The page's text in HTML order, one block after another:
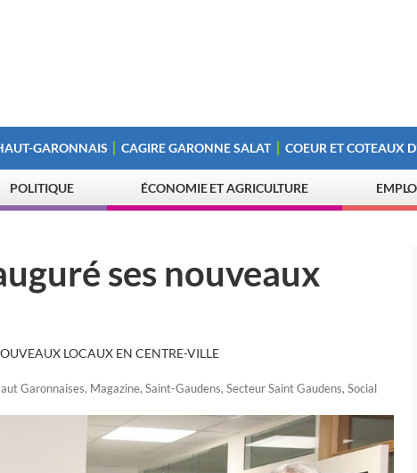
GARONNAIS CAGIRE GARONNE SALAT COEUR ET COTEAUX
POLITIQUE ÉCONOMIE ET AGRICULTURE
ses nouveaux
LOCAUX EN CENTRE-VILLE
Garonnaises, Magazine, Saint-Gaudens, Secteur Saint Gaudens, Social